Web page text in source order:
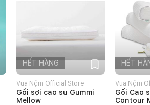
HẾT HÀNG
Vua Nệm Official Store
Gối sợi cao su Gummi
Mellow
HẾT
Vua Nệm
Gối Cao
Contour